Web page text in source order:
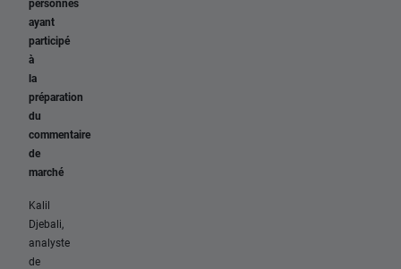
ayant
participé
à
la
préparation
du
commentaire
de
marché
Kalil
Djebali,
analyste
de